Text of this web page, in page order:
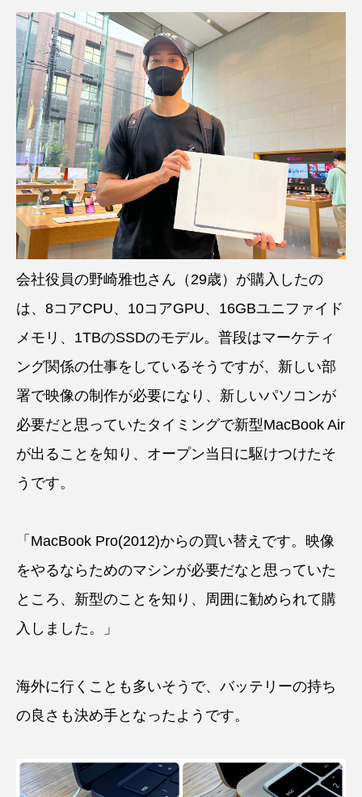
会社役員の野崎雅也さん（29歳）が購入したの
は、8コアCPU、10コアGPU、16GBユニファイド
メモリ、1TBのSSDのモデル。普段はマーケティ
ング関係の仕事をしているそうですが、新しい部
署で映像の制作が必要になり、新しいパソコンが
必要だと思っていたタイミングで新型MacBook Air
が出ることを知り、オープン当日に駆けつけたそ
うです。
「MacBook Pro(2012)からの買い替えです。映像
をやるならためのマシンが必要だなと思っていた
ところ、新型のことを知り、周囲に勧められて購
入しました。」
海外に行くことも多いそうで、バッテリーの持ち
の良さも決め手となったようです。